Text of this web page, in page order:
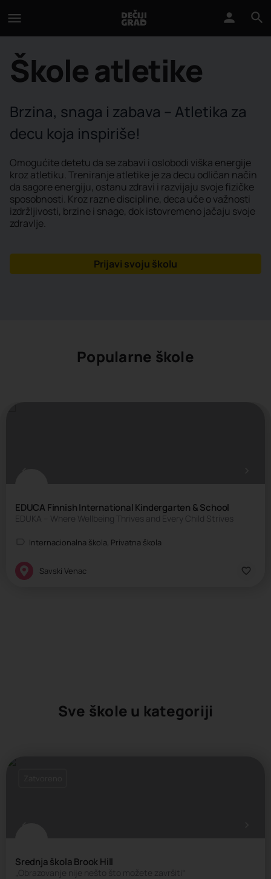
Škole atletike
Brzina, snaga i zabava – Atletika za
decu koja inspiriše!
Omogućite detetu da se zabavi i oslobodi viška energije
kroz atletiku. Treniranje atletike je za decu odličan način
da sagore energiju, ostanu zdravi i razvijaju svoje fizičke
sposobnosti. Kroz razne discipline, deca uče o važnosti
izdržljivosti, brzine i snage, dok istovremeno jačaju svoje
zdravlje.
Prijavi svoju školu
Popularne škole
EDUCA Finnish International Kindergarten & School
EDUKA – Where Wellbeing Thrives and Every Child Strives
Internacionalna škola, Privatna škola
Savski Venac
Sve škole u kategoriji
Srednja škola Brook Hill
„Obrazovanje nije nešto što možete završiti“